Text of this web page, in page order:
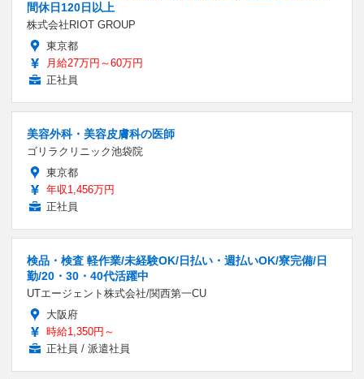
間休日120日以上
株式会社RIOT GROUP
東京都
月給27万円～60万円
正社員
美容外科・美容皮膚科の医師
ゴリラクリニック池袋院
東京都
年収1,456万円
正社員
検品・検査 軽作業/未経験OK/日払い・週払いOK/寮完備/日
勤/20・30・40代活躍中
UTエージェント株式会社/関西第一CU
大阪府
時給1,350円～
正社員 / 派遣社員